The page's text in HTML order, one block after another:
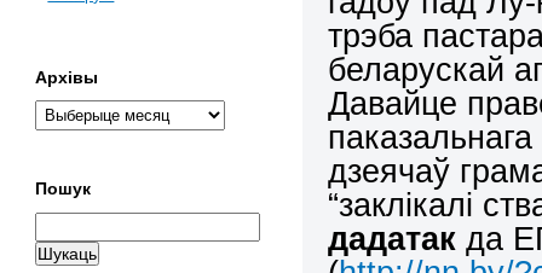
трэба
беларускай
Давайце
дзеячаў
“заклікалі
дадатак да
Архівы
Пошук